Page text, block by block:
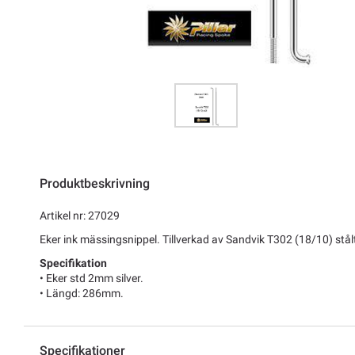
Produktbeskrivning
Artikel nr: 27029
Eker ink mässingsnippel. Tillverkad av Sandvik T302 (18/10)
Specifikation
• Eker std 2mm silver.
• Längd: 286mm.
Specifikationer